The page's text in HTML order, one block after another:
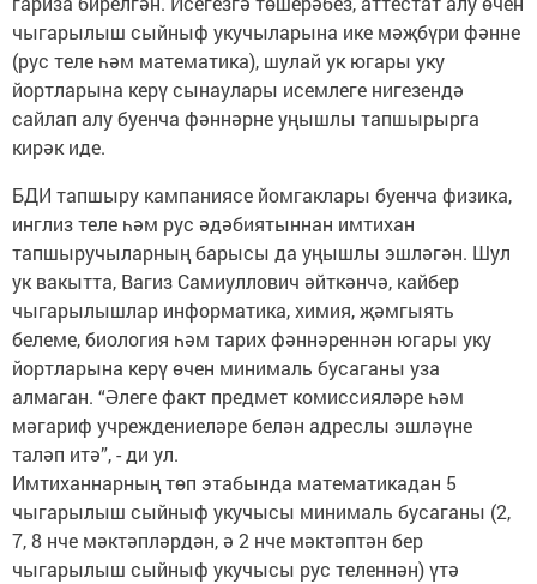
чыгарылыш сыйныф укучыларына ике мәҗбүри фәнне
(рус теле һәм математика), шулай ук югары уку
йортларына керү сынаулары исемлеге нигезендә
сайлап алу буенча фәннәрне уңышлы тапшырырга
кирәк иде.
БДИ тапшыру кампаниясе йомгаклары буенча физика,
инглиз теле һәм рус әдәбиятыннан имтихан
тапшыручыларның барысы да уңышлы эшләгән. Шул
ук вакытта, Вагиз Самиуллович әйткәнчә, кайбер
чыгарылышлар информатика, химия, җәмгыять
белеме, биология һәм тарих фәннәреннән югары уку
йортларына керү өчен минималь бусаганы уза
алмаган. “Әлеге факт предмет комиссияләре һәм
мәгариф учреждениеләре белән адреслы эшләүне
таләп итә”, - ди ул.
Имтиханнарның төп этабында математикадан 5
чыгарылыш сыйныф укучысы минималь бусаганы (2,
7, 8 нче мәктәпләрдән, ә 2 нче мәктәптән бер
чыгарылыш сыйныф укучысы рус теленнән) үтә